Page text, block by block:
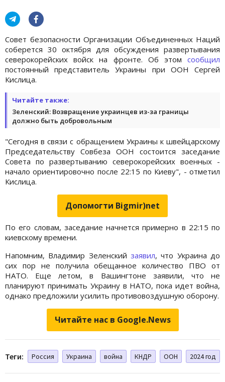
Совет безопасности Организации Объединенных Наций
соберется 30 октября для обсуждения развертывания
северокорейских войск на фронте. Об этом сообщил
постоянный представитель Украины при ООН Сергей
Кислица.
Читайте также:
Зеленский: Возвращение украинцев из-за границы
должно быть добровольным
"Сегодня в связи с обращением Украины к швейцарскому
Председательству Совбеза ООН состоится заседание
Совета по развертыванию северокорейских военных -
начало ориентировочно после 22:15 по Киеву", - отметил
Кислица.
Допомогти Bigmir)net
По его словам, заседание начнется примерно в 22:15 по
киевскому времени.
Напомним, Владимир Зеленский заявил, что Украина до
сих пор не получила обещанное количество ПВО от
НАТО. Еще летом, в Вашингтоне заявили, что не
планируют принимать Украину в НАТО, пока идет война,
однако предложили усилить противовоздушную оборону.
Читайте нас в Google.News
Теги: Россия Украина война КНДР ООН 2024 год